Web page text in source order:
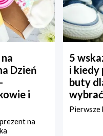
Dzień
i
na
5
i kiedy
buty
wybrać
Pierwsze